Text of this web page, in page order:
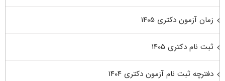
زمان آزمون دکتری ۱۴۰۵
ثبت نام دکتری ۱۴۰۵
دفترچه ثبت نام آزمون دکتری ۱۴۰۴